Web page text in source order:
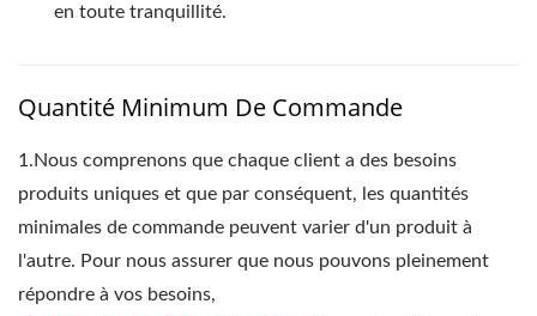
en toute tranquillité.
Quantité Minimum De Commande
1.Nous comprenons que chaque client a des besoins
produits uniques et que par conséquent, les quantités
minimales de commande peuvent varier d'un produit à
l'autre. Pour nous assurer que nous pouvons pleinement
répondre à vos besoins,